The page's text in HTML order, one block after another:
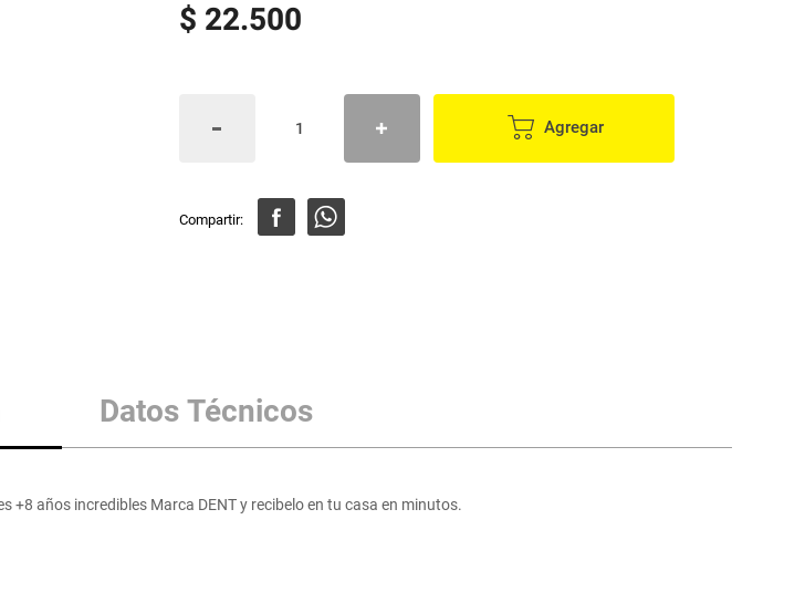
$ 22.500
Agregar
Datos Técnicos
+8 años incredibles Marca DENT y recibelo en tu casa en minutos.